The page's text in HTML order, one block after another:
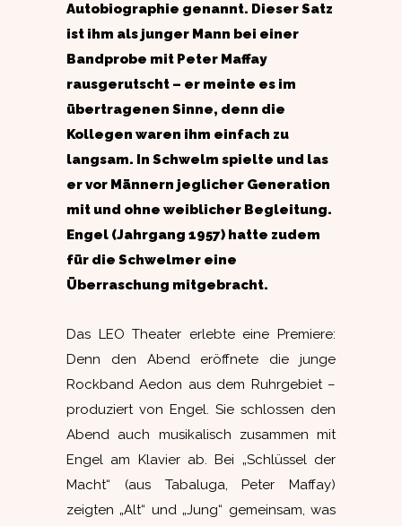
Autobiographie genannt. Dieser Satz
ist ihm als junger Mann bei einer
Bandprobe mit Peter Maffay
rausgerutscht – er meinte es im
übertragenen Sinne, denn die
Kollegen waren ihm einfach zu
langsam. In Schwelm spielte und las
er vor Männern jeglicher Generation
mit und ohne weiblicher Begleitung.
Engel (Jahrgang 1957) hatte zudem
für die Schwelmer eine
Überraschung mitgebracht.
Das LEO Theater erlebte eine Premiere:
Denn den Abend eröffnete die junge
Rockband Aedon aus dem Ruhrgebiet –
produziert von Engel. Sie schlossen den
Abend auch musikalisch zusammen mit
Engel am Klavier ab. Bei „Schlüssel der
Macht“ (aus Tabaluga, Peter Maffay)
zeigten „Alt“ und „Jung“ gemeinsam, was